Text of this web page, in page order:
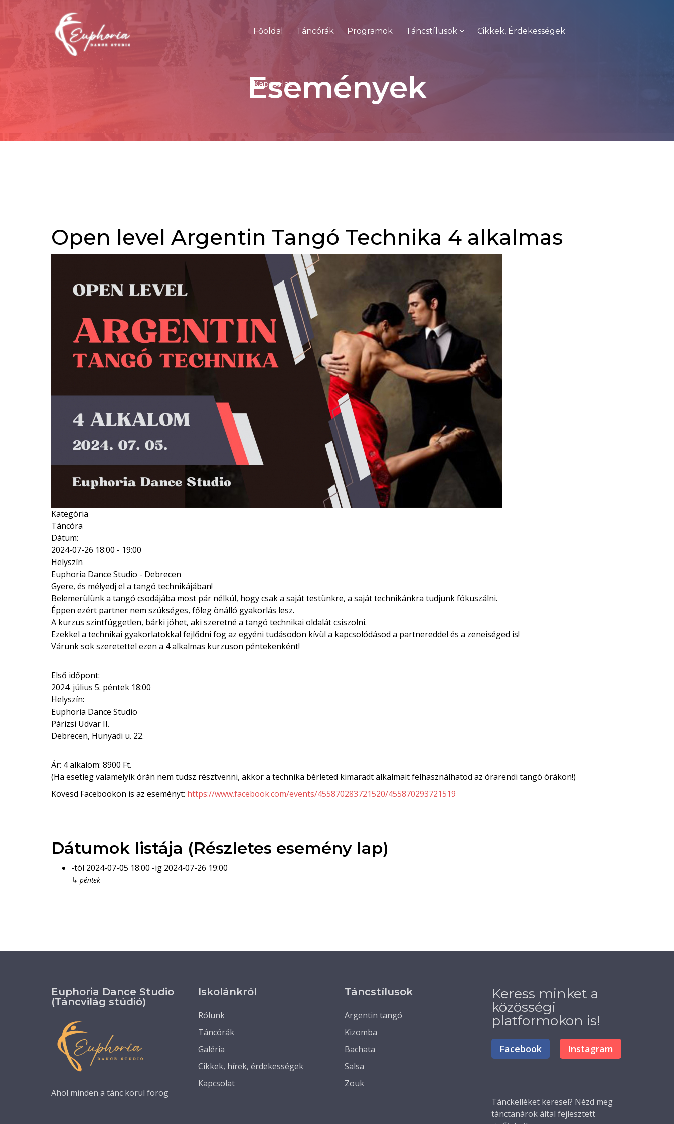
Főoldal Táncórák Programok Táncstílusok Cikkek, Érdekességek
Kapcsolat
Események
Open level Argentin Tangó Technika 4 alkalmas
Kategória
Táncóra
Dátum:
2024-07-26 18:00 - 19:00
Helyszín
Euphoria Dance Studio - Debrecen
Gyere, és mélyedj el a tangó technikájában!
Belemerülünk a tangó csodájába most pár nélkül, hogy csak a saját testünkre, a saját technikánkra tudjunk fókuszálni.
Éppen ezért partner nem szükséges, főleg önálló gyakorlás lesz.
A kurzus szintfüggetlen, bárki jöhet, aki szeretné a tangó technikai oldalát csiszolni.
Ezekkel a technikai gyakorlatokkal fejlődni fog az egyéni tudásodon kívül a kapcsolódásod a partnereddel és a zeneiséged is!
Várunk sok szeretettel ezen a 4 alkalmas kurzuson péntekenként!
Első időpont:
2024. július 5. péntek 18:00
Helyszín:
Euphoria Dance Studio
Párizsi Udvar II.
Debrecen, Hunyadi u. 22.
Ár: 4 alkalom: 8900 Ft.
(Ha esetleg valamelyik órán nem tudsz résztvenni, akkor a technika bérleted kimaradt alkalmait felhasználhatod az órarendi tangó órákon!)
Kövesd Facebookon is az eseményt: https://www.facebook.com/events/455870283721520/455870293721519
Dátumok listája (Részletes esemény lap)
-tól 2024-07-05 18:00 -ig 2024-07-26 19:00
↳ péntek
Euphoria Dance Studio
(Táncvilág stúdió)
Ahol minden a tánc körül forog
Iskolánkról
Rólunk
Táncórák
Galéria
Cikkek, hírek, érdekességek
Kapcsolat
Táncstílusok
Argentin tangó
Kizomba
Bachata
Salsa
Zouk
Keress minket a
közösségi
platformokon is!
Facebook Instagram
Tánckelléketkeresel? Nézd meg
tánctanárok által fejlesztett